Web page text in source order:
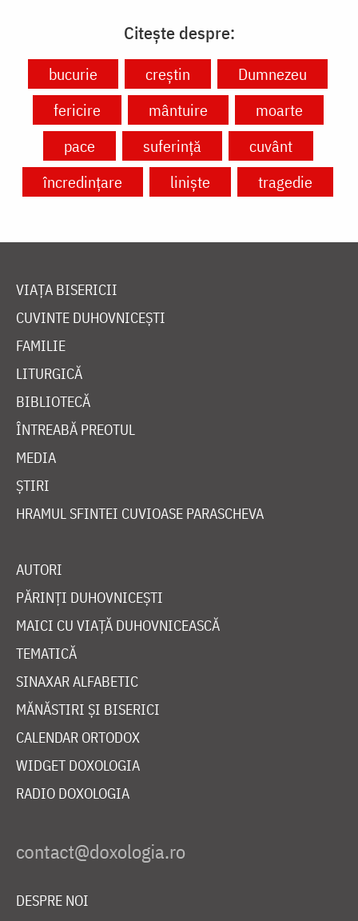
Citește despre:
bucurie creștin
Dumnezeu
fericire
mântuire
moarte
pace
suferință
cuvânt
încredințare
liniște tragedie
VIAȚA BISERICII
CUVINTE DUHOVNICEȘTI
FAMILIE
LITURGICĂ
BIBLIOTECĂ
ÎNTREABĂ PREOTUL
MEDIA
ȘTIRI
HRAMUL SFINTEI CUVIOASE PARASCHEVA
AUTORI
PĂRINȚI DUHOVNICEȘTI
MAICI CU VIAȚĂ DUHOVNICEASCĂ
TEMATICĂ
SINAXAR ALFABETIC
MĂNĂSTIRI ȘI BISERICI
CALENDAR ORTODOX
WIDGET DOXOLOGIA
RADIO DOXOLOGIA
DESPRE NOI